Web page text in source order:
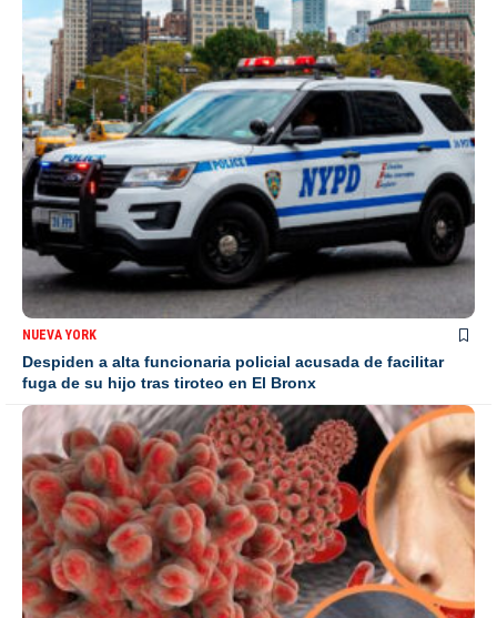
NUEVA YORK
Despiden a alta funcionaria policial acusada de facilitar
fuga de su hijo tras tiroteo en El Bronx